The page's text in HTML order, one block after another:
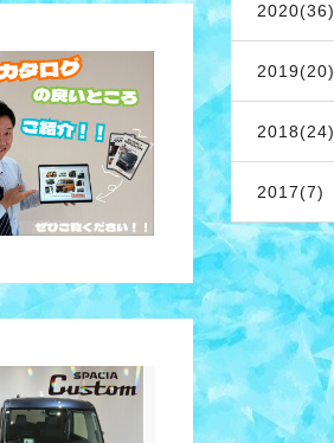
2020(36)
2019(20)
2018(24)
2017(7)